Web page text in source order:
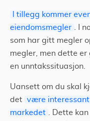
I tillegg kommer
eiendomsmegler
. I
som har gitt megler
megler, men dette er
en unntakssituasjon.
Uansett om du skal
det være interessant
markedet
. Dette